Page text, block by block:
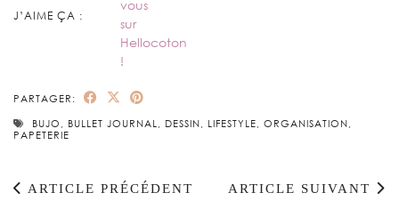
J’AIME ÇA :
PARTAGER:
BUJO BULLET JOURNAL DESSIN LIFESTYLE ORGANISATION
PAPETERIE
ARTICLE PRÉCÉDENT ARTICLE SUIVANT